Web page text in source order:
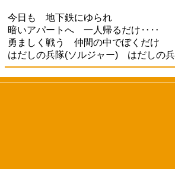
今日も 地下鉄にゆられ
暗いアパートへ 一人帰るだけ‥‥
勇ましく戦う 仲間の中でぼくだけ
はだしの兵隊(ソルジャー) はだしの